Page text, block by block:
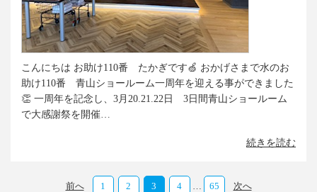
こんにちは お助け110番 たかぎです🍏 おかげさまで水のお
助け110番 青山ショールーム一周年を迎える事ができました
👏 一周年を記念し、3月20.21.22日 3日間青山ショールーム
で大感謝祭を開催…
続きを読む
前へ 1 2 3 4 … 65 次へ